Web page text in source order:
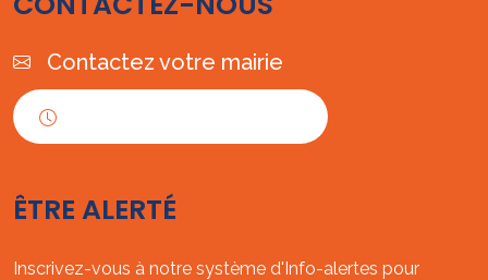
Contactez votre mairie
ÊTRE ALERTÉ
Inscrivez-vous à notre système d'Info-alertes pour